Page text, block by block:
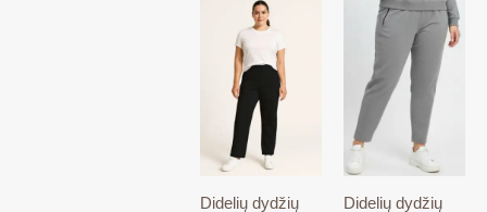
Didelių dydžių
Didelių dydžių